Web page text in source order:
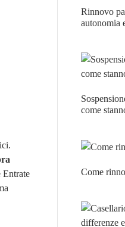
Entrate
Rinnovo
autonomia
come
Come